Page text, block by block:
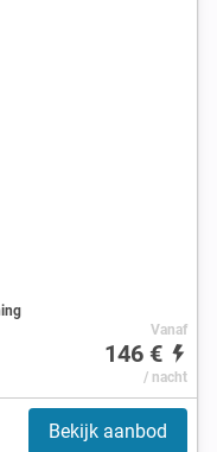
Vanaf
146 €
/ nacht
Bekijk aanbod